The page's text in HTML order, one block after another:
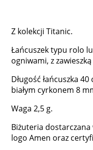
Z kolekcji Titanic.
Łańcuszek typu rolo
ogniwami, z
Długość łańcuszka
białym cyrkonem 8
Waga 2,5 g.
Biżuteria
logo Amen oraz